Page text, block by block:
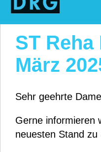
ST
März
Sehr geehrte
Gerne informieren
neuesten Stand zu